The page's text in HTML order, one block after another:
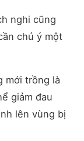
nghi cũng
chú ý một
mới trồng là
giảm đau
lên vùng bị